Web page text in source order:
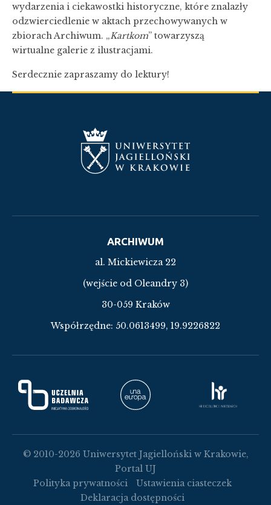
wydarzenia i ciekawostki historyczne, które znalazły
odzwierciedlenie w aktach przechowywanych w
zbiorach Archiwum. „Kartkom” towarzyszą
wirtualne galerie z ilustracjami.
Serdecznie zapraszamy do lektury!
ARCHIWUM
al. Mickiewicza 22
(wejście od Oleandry 3)
30-059 Kraków
Współrzędne: 50.0613499, 19.9226822
© 2010-2026 Uniwersytet Jagielloński w Krakowie,
Portal UJ
Polityka prywatności
Ustawienia ciasteczek
Deklaracja dostępności